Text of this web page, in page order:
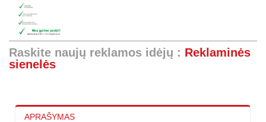
Raskite naujų reklamos idėjų : Reklaminės
sienelės
APRAŠYMAS